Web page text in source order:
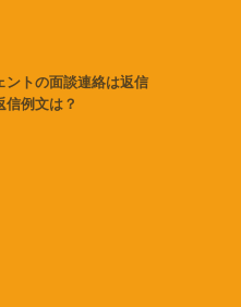
ントの面談連絡は返信
信例文は？